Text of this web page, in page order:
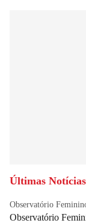
Últimas Notícias
Observatório
Observatório